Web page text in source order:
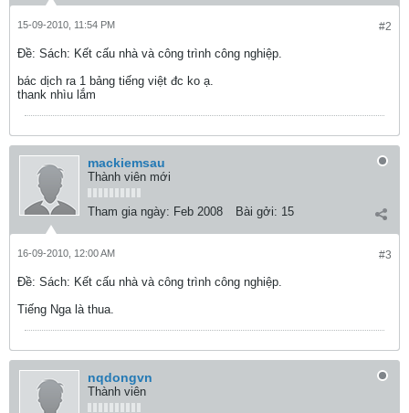
#2
15-09-2010, 11:54 PM
Ðề: Sách: Kết cấu nhà và công trình công nghiệp.
bác dịch ra 1 bảng tiếng việt đc ko ạ.
thank nhìu lắm
mackiemsau
Thành viên mới
Tham gia ngày: Feb 2008 Bài gởi: 15
#3
16-09-2010, 12:00 AM
Ðề: Sách: Kết cấu nhà và công trình công nghiệp.
Tiếng Nga là thua.
nqdongvn
Thành viên